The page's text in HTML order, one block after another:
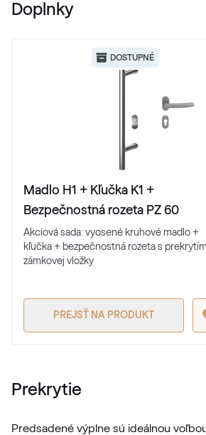
Doplnky
DOSTUPNÉ
Madlo H1 + Kľučka K1 +
Bezpečnostná rozeta PZ 60
Akciová sada: vyosené kruhové madlo +
kľučka + bezpečnostná rozeta s prekrytím
zámkovej vložky
PREJSŤ NA PRODUKT
Prekrytie
Predsadené výplne sú ideálnou